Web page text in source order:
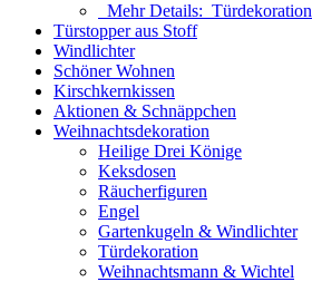
Mehr Details: Türdekoration
Türstopper aus Stoff
Windlichter
Schöner Wohnen
Kirschkernkissen
Aktionen & Schnäppchen
Weihnachtsdekoration
Heilige Drei Könige
Keksdosen
Räucherfiguren
Engel
Gartenkugeln & Windlichter
Türdekoration
Weihnachtsmann & Wichtel